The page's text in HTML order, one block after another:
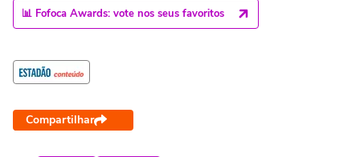
📊 Fofoca Awards: vote nos seus favoritos
Compartilhar